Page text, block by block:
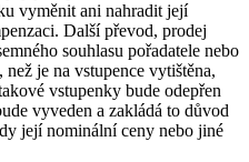
vyměnit ani nahradit její
Další převod, prodej
souhlasu pořadatele nebo
je na vstupence vytištěna,
vstupenky bude odepřen
vyveden a zakládá to důvod
její nominální ceny nebo jiné